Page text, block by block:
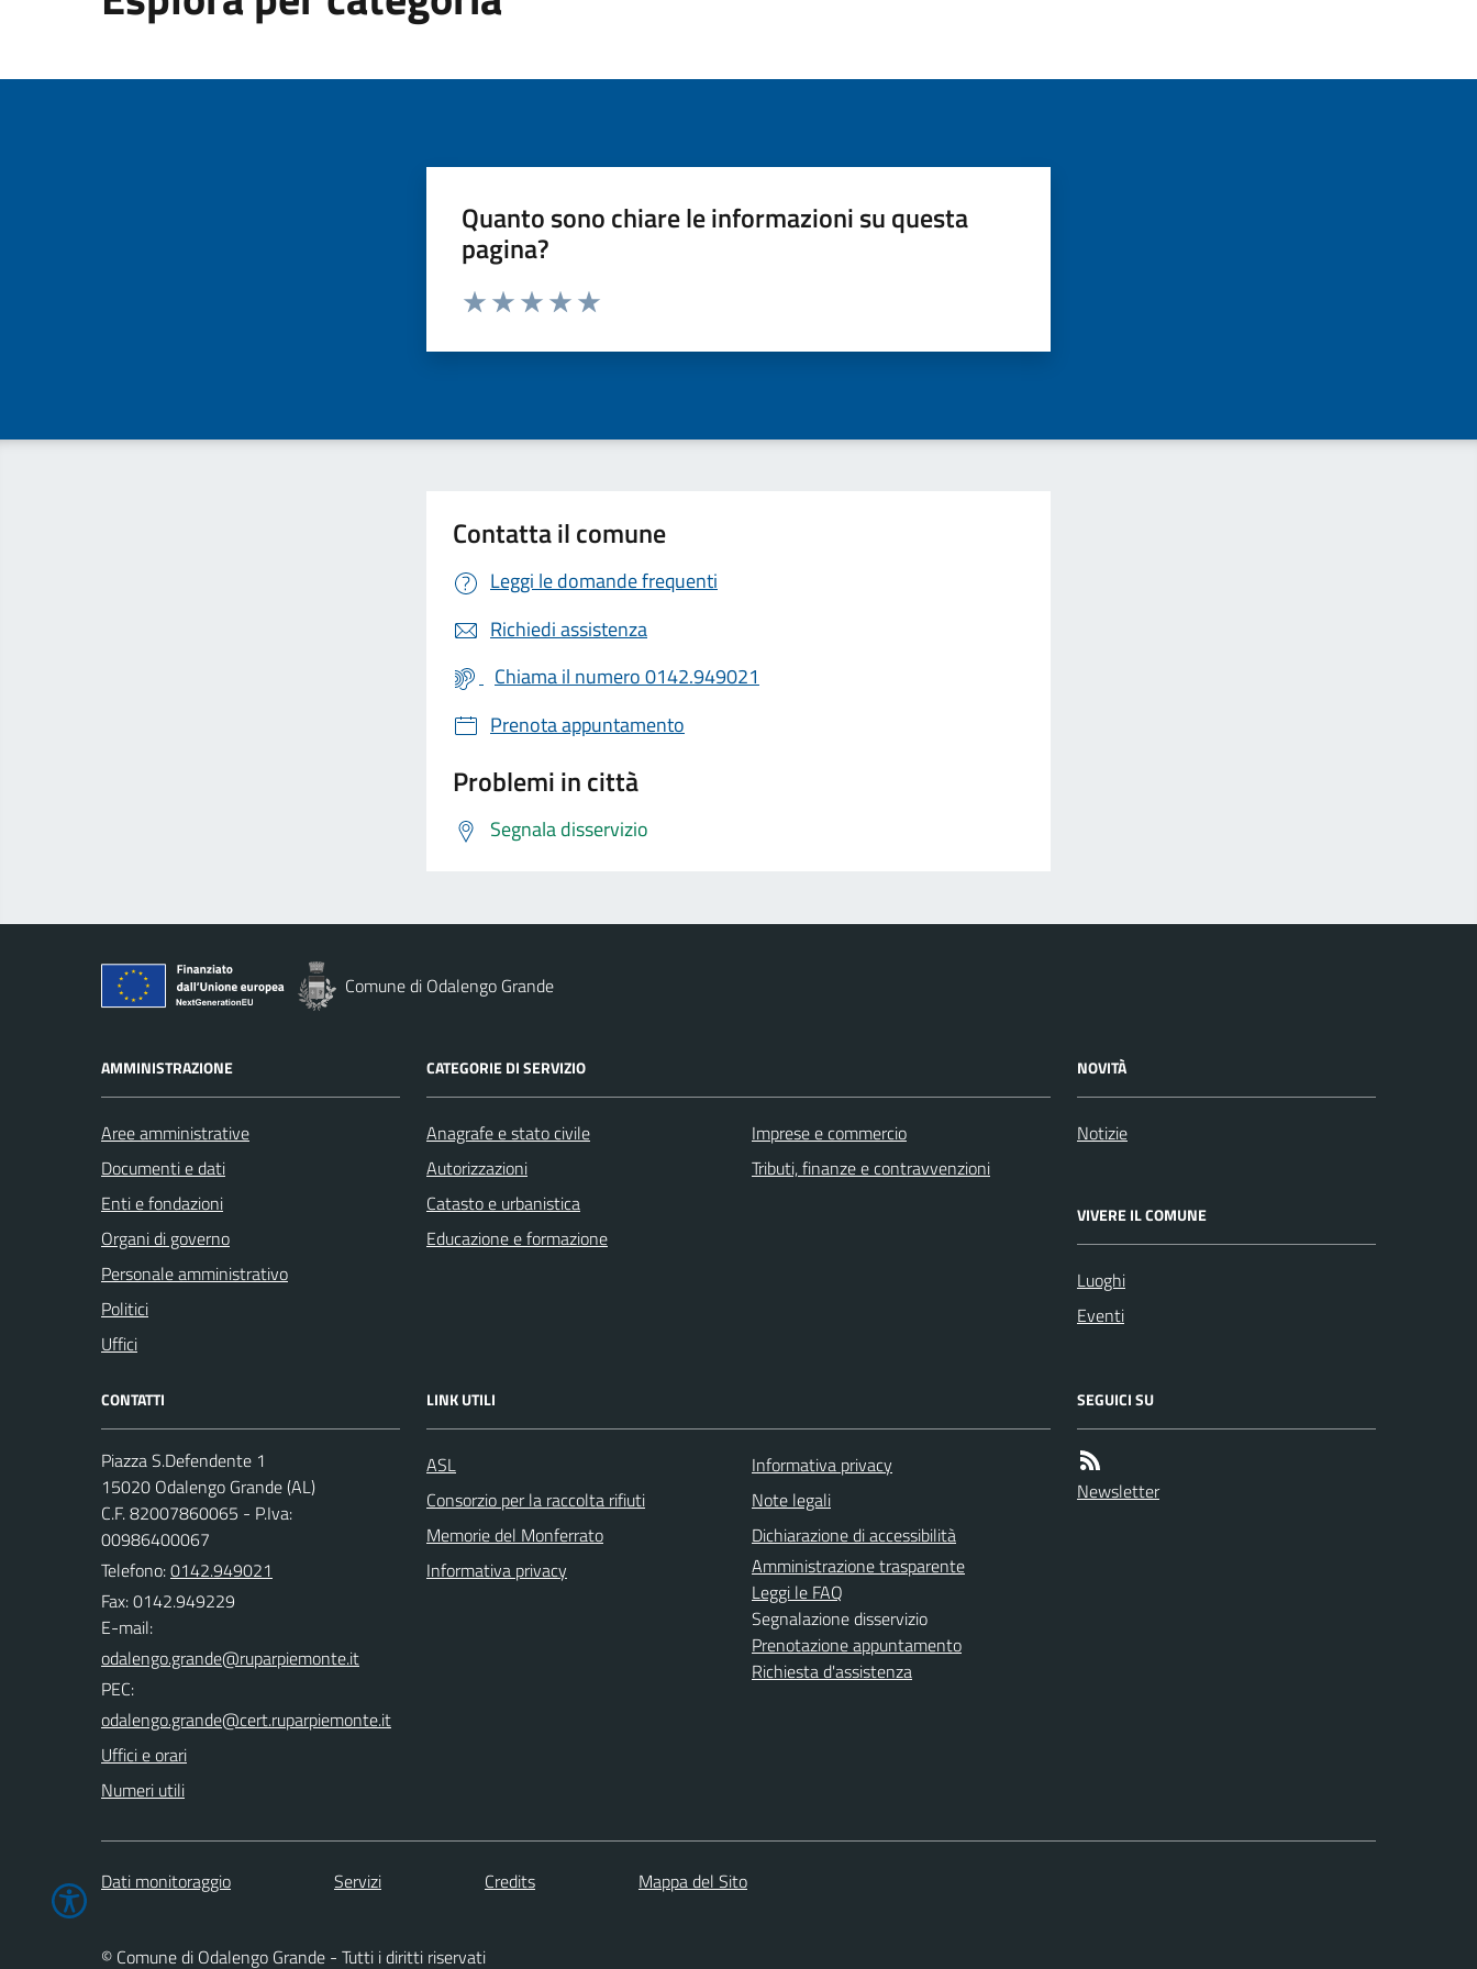
Quanto sono chiare le informazioni su questa
pagina?
Valuta da 1 a 5 stelle la pagina
Contatta il comune
Leggi le domande frequenti
Richiedi assistenza
Chiama il numero 0142.949021
Prenota appuntamento
Problemi in città
Segnala disservizio
Comune di Odalengo Grande
AMMINISTRAZIONE
Aree amministrative
Documenti e dati
Enti e fondazioni
Organi di governo
Personale amministrativo
Politici
Uffici
CATEGORIE DI SERVIZIO
Anagrafe e stato civile
Autorizzazioni
Catasto e urbanistica
Educazione e formazione
Imprese e commercio
Tributi, finanze e contravvenzioni
NOVITÀ
Notizie
VIVERE IL COMUNE
Luoghi
Eventi
CONTATTI
Piazza S.Defendente 1
15020 Odalengo Grande (AL)
C.F. 82007860065 - P.Iva:
00986400067
Telefono:0142.949021
Fax: 0142.949229
E-mail:
PEC:
Uffici e orari
Numeri utili
LINK UTILI
ASL
Consorzio per la raccolta rifiuti
Memorie del Monferrato
Informativa privacy
Informativa privacy
Note legali
Dichiarazione di accessibilità
Amministrazione trasparente
Leggi le FAQ
Segnalazione disservizio
Prenotazione appuntamento
Richiesta d'assistenza
SEGUICI SU
Newsletter
Dati monitoraggio Servizi Credits Mappa del Sito
© Comune di Odalengo Grande - Tutti i diritti riservati